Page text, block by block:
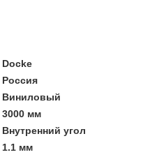
Docke
Россия
Виниловый
3000 мм
Внутренний угол
1.1 мм